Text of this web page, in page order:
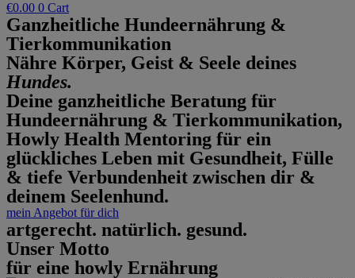
€0.00 0 Cart
Ganzheitliche Hundeernährung &
Tierkommunikation
Nähre Körper, Geist & Seele deines
Hundes.
Deine ganzheitliche Beratung für
Hundeernährung & Tierkommunikation,
Howly Health Mentoring für ein
glückliches Leben mit Gesundheit, Fülle
& tiefe Verbundenheit zwischen dir &
deinem Seelenhund.
mein Angebot für dich
artgerecht. natürlich. gesund.
Unser Motto
für eine howly Ernährung